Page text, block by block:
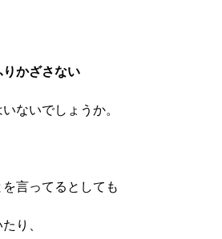
かざさない
ないでしょうか。
言ってるとしても
り、